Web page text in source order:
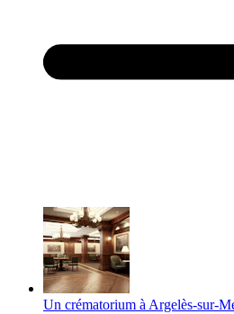
Un crématorium à Argelès-sur-